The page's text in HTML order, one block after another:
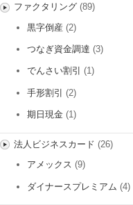
ファクタリング(89)
黒字倒産 (2)
つなぎ資金調達 (3)
でんさい割引 (1)
手形割引 (2)
期日現金 (1)
法人ビジネスカード (26)
アメックス (9)
ダイナースプレミアム (4)